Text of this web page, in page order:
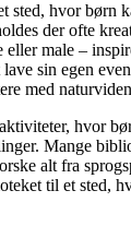
sted, hvor børn
der ofte
male –
sin egen
med
hvor
Mange
alt fra
til et sted,